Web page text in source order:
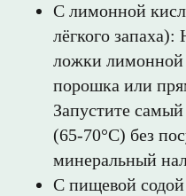
С лимонной
лёгкого
ложки лимонной
порошка или
Запустите
(65-70°C) без
минеральный
С пищевой содой
Ozon